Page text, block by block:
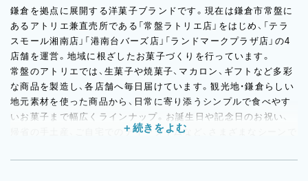
鎌倉を拠点に展開する洋菓子ブランドです。現在は鎌倉市常盤に
あるアトリエ兼直売所である「常盤ラトリエ店」をはじめ、「テラ
スモール湘南店」「港南台バーズ店」「ランドマークプラザ店」の4
店舗を運営。地域に根ざしたお菓子づくりを行っています。
常盤のアトリエでは、生菓子や焼菓子、マカロン、ギフトなど多彩
な商品を製造し、各店舗へ毎日届けています。観光地・鎌倉らしい
地元素材を使った商品から、日常に寄り添うシンプルで食べやす
いお菓子まで幅広くラインナップ。お誕生日や記念日のお祝い、
帰省の手土産、ご自宅でのティータイムなど、さまざまなシーンで
また、百貨店催事やポップアップ出店にも力を入れており、地元の